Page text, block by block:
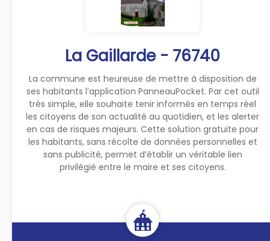
La Gaillarde - 76740
La commune est heureuse de mettre à disposition de
ses habitants l’application PanneauPocket. Par cet outil
très simple, elle souhaite tenir informés en temps réel
les citoyens de son actualité au quotidien, et les alerter
en cas de risques majeurs. Cette solution gratuite pour
les habitants, sans récolte de données personnelles et
sans publicité, permet d’établir un véritable lien
privilégié entre le maire et ses citoyens.